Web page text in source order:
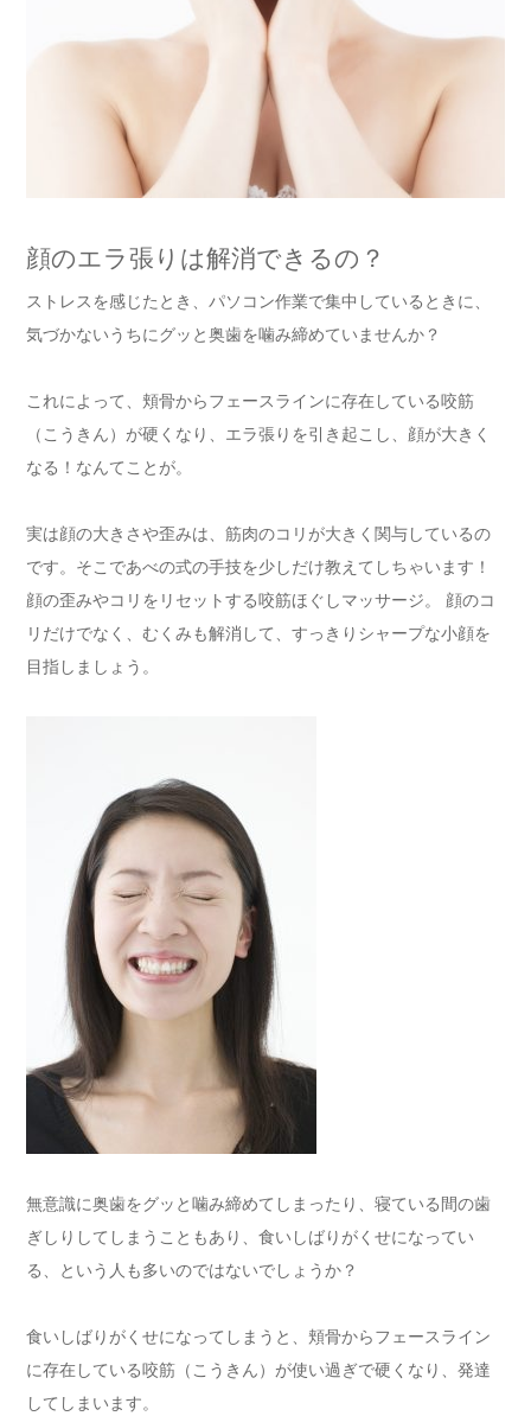
顔のエラ張りは解消できるの？
ストレスを感じたとき、パソコン作業で集中しているときに、
気づかないうちにグッと奥歯を噛み締めていませんか？
これによって、頬骨からフェースラインに存在している咬筋
（こうきん）が硬くなり、エラ張りを引き起こし、顔が大きく
なる！なんてことが。
実は顔の大きさや歪みは、筋肉のコリが大きく関与しているの
です。そこであべの式の手技を少しだけ教えてしちゃいます！
顔の歪みやコリをリセットする咬筋ほぐしマッサージ。 顔のコ
リだけでなく、むくみも解消して、すっきりシャープな小顔を
目指しましょう。
無意識に奥歯をグッと噛み締めてしまったり、寝ている間の歯
ぎしりしてしまうこともあり、食いしばりがくせになってい
る、という人も多いのではないでしょうか？
食いしばりがくせになってしまうと、頬骨からフェースライン
に存在している咬筋（こうきん）が使い過ぎで硬くなり、発達
してしまいます。